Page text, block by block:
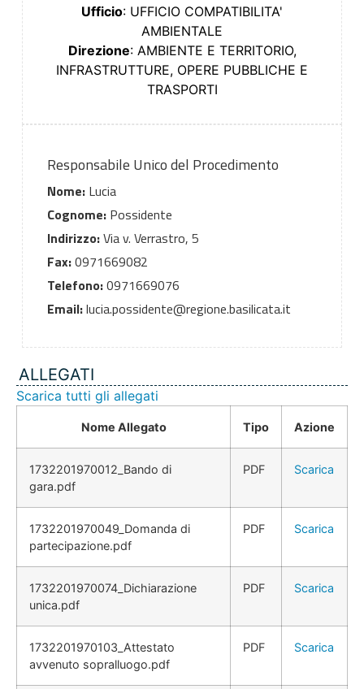
Ufficio: UFFICIO COMPATIBILITA'
AMBIENTALE
Direzione: AMBIENTE E TERRITORIO,
INFRASTRUTTURE, OPERE PUBBLICHE E
TRASPORTI
Responsabile Unico del Procedimento
Nome:Lucia
Cognome:Possidente
Indirizzo:Via v. Verrastro, 5
Fax:0971669082
Telefono:0971669076
Email:lucia.possidente@regione.basilicata.it
ALLEGATI
Scarica tutti gli allegati
Nome Allegato Tipo Azione
1732201970012_Bando di
gara.pdf
PDF Scarica
1732201970049_Domanda di
partecipazione.pdf
PDF Scarica
1732201970074_Dichiarazione
unica.pdf
PDF Scarica
1732201970103_Attestato
avvenuto sopralluogo.pdf
PDF Scarica